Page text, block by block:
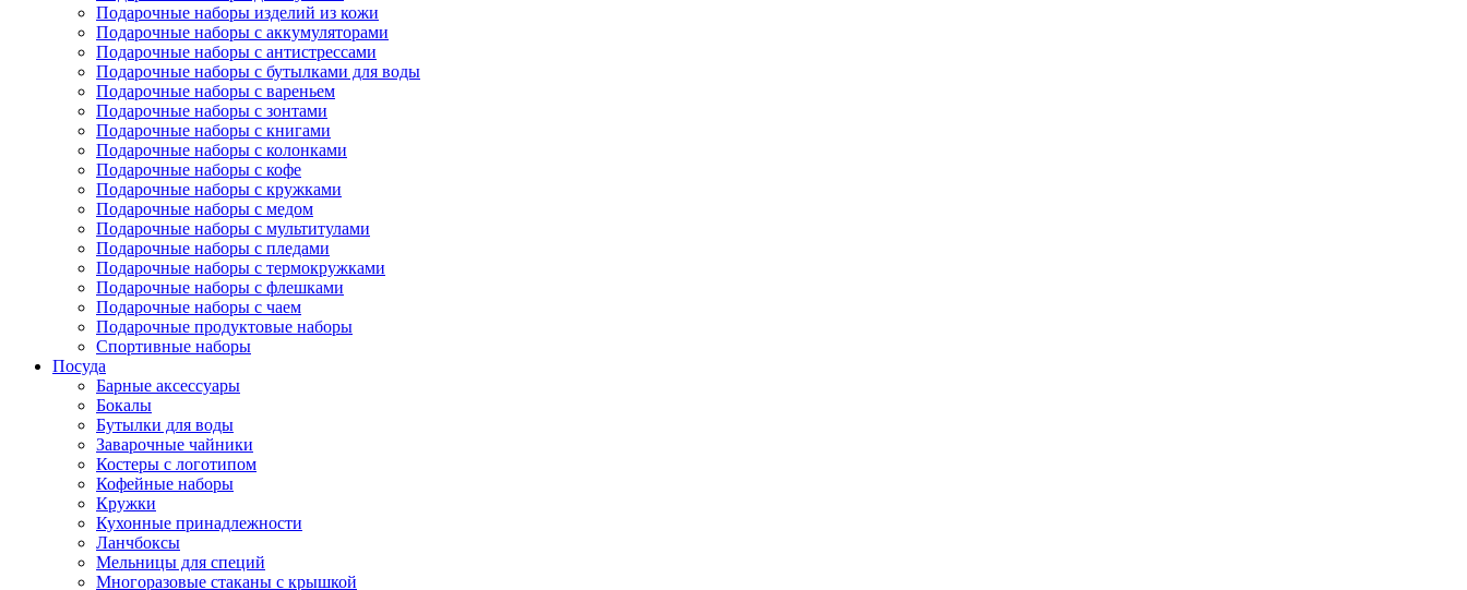
Подарочные наборы изделий из кожи
Подарочные наборы с аккумуляторами
Подарочные наборы с антистрессами
Подарочные наборы с бутылками для воды
Подарочные наборы с вареньем
Подарочные наборы с зонтами
Подарочные наборы с книгами
Подарочные наборы с колонками
Подарочные наборы с кофе
Подарочные наборы с кружками
Подарочные наборы с медом
Подарочные наборы с мультитулами
Подарочные наборы с пледами
Подарочные наборы с термокружками
Подарочные наборы с флешками
Подарочные наборы с чаем
Подарочные продуктовые наборы
Спортивные наборы
Посуда
Барные аксессуары
Бокалы
Бутылки для воды
Заварочные чайники
Костеры с логотипом
Кофейные наборы
Кружки
Кухонные принадлежности
Ланчбоксы
Мельницы для специй
Многоразовые стаканы с крышкой